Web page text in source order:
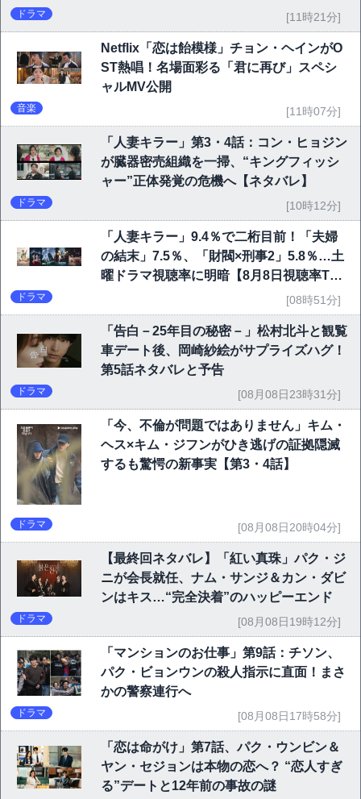
ドラマ [11時21分]
Netflix「恋は飴模様」チョン・ヘインがO
ST熱唱！名場面彩る「君に再び」スペシ
ャルMV公開
音楽 [11時07分]
「人妻キラー」第3・4話：コン・ヒョジン
が臓器密売組織を一掃、“キングフィッシ
ャー”正体発覚の危機へ【ネタバレ】
ドラマ [10時12分]
「人妻キラー」9.4％で二桁目前！「夫婦
の結末」7.5％、「財閥×刑事2」5.8％…土
曜ドラマ視聴率に明暗【8月8日視聴率TO
ドラマ [08時51分]
「告白－25年目の秘密－」松村北斗と観覧
車デート後、岡崎紗絵がサプライズハグ！
第5話ネタバレと予告
ドラマ [08月08日23時31分]
「今、不倫が問題ではありません」キム・
ヘス×キム・ジフンがひき逃げの証拠隠滅
するも驚愕の新事実【第3・4話】
ドラマ [08月08日20時04分]
【最終回ネタバレ】「紅い真珠」パク・ジ
ニが会長就任、ナム・サンジ＆カン・ダビ
ンはキス…“完全決着”のハッピーエンド
ドラマ [08月08日19時12分]
「マンションのお仕事」第9話：チソン、
パク・ビョンウンの殺人指示に直面！まさ
かの警察連行へ
ドラマ [08月08日17時58分]
「恋は命がけ」第7話、パク・ウンビン＆
ヤン・セジョンは本物の恋へ？ “恋人すぎ
る”デートと12年前の事故の謎